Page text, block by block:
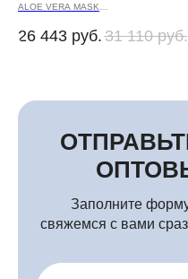
ALOE VERA MASK
GLUCOSAMIN
SENSITIVE Super Light
26 443 руб. 31 110 руб.
Заполните
свяжемся с вами